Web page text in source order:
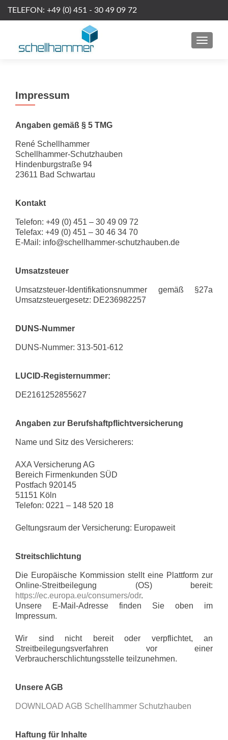
TELEFON: +49 (0) 451 - 30 49 09 72
MENU
Impressum
Angaben gemäß § 5 TMG
René Schellhammer
Schellhammer-Schutzhauben
Hindenburgstraße 94
23611 Bad Schwartau
Kontakt
Telefon: +49 (0) 451 – 30 49 09 72
Telefax: +49 (0) 451 – 30 46 34 70
E-Mail: info@schellhammer-schutzhauben.de
Umsatzsteuer
Umsatzsteuer-Identifikationsnummer gemäß §27a
Umsatzsteuergesetz: DE236982257
DUNS-Nummer
DUNS-Nummer: 313-501-612
LUCID-Registernummer:
DE2161252855627
Angaben zur Berufshaftpflichtversicherung
Name und Sitz des Versicherers:
AXA Versicherung AG
Bereich Firmenkunden SÜD
Postfach 920145
51151 Köln
Telefon: 0221 – 148 520 18
Geltungsraum der Versicherung: Europaweit
Streitschlichtung
Die Europäische Kommission stellt eine Plattform zur
Online-Streitbeilegung (OS) bereit:
https://ec.europa.eu/consumers/odr.
Unsere E-Mail-Adresse finden Sie oben im
Impressum.
Wir sind nicht bereit oder verpflichtet, an
Streitbeilegungsverfahren vor einer
Verbraucherschlichtungsstelle teilzunehmen.
Unsere AGB
DOWNLOAD AGB Schellhammer Schutzhauben
Haftung für Inhalte